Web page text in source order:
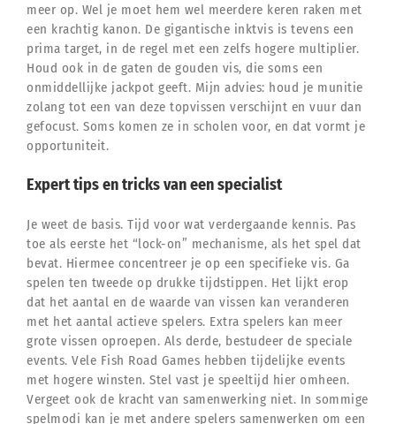
meer op. Wel je moet hem wel meerdere keren raken met
een krachtig kanon. De gigantische inktvis is tevens een
prima target, in de regel met een zelfs hogere multiplier.
Houd ook in de gaten de gouden vis, die soms een
onmiddellijke jackpot geeft. Mijn advies: houd je munitie
zolang tot een van deze topvissen verschijnt en vuur dan
gefocust. Soms komen ze in scholen voor, en dat vormt je
opportuniteit.
Expert tips en tricks van een specialist
Je weet de basis. Tijd voor wat verdergaande kennis. Pas
toe als eerste het “lock-on” mechanisme, als het spel dat
bevat. Hiermee concentreer je op een specifieke vis. Ga
spelen ten tweede op drukke tijdstippen. Het lijkt erop
dat het aantal en de waarde van vissen kan veranderen
met het aantal actieve spelers. Extra spelers kan meer
grote vissen oproepen. Als derde, bestudeer de speciale
events. Vele Fish Road Games hebben tijdelijke events
met hogere winsten. Stel vast je speeltijd hier omheen.
Vergeet ook de kracht van samenwerking niet. In sommige
spelmodi kan je met andere spelers samenwerken om een